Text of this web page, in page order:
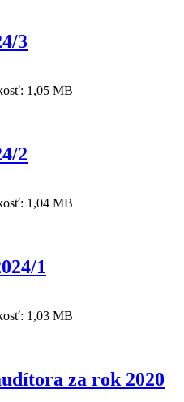
3
1,05 MB
2
1,04 MB
1
1,03 MB
za rok 2020